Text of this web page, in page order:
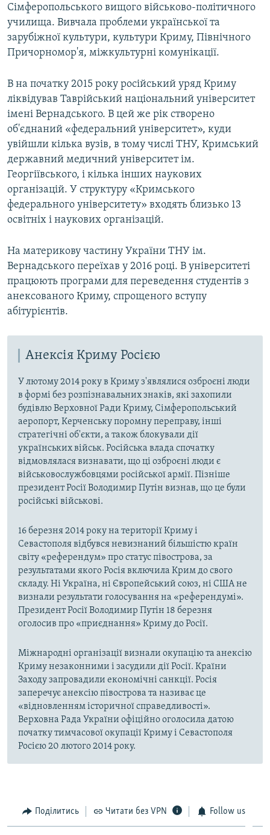
Сімферопольського вищого військово-політичного
училища. Вивчала проблеми української та
зарубіжної культури, культури Криму, Північного
Причорномор'я, міжкультурні комунікації.
В на початку 2015 року російський уряд Криму
ліквідував Таврійський національний університет
імені Вернадського. В цей же рік створено
об'єднаний «федеральний університет», куди
увійшли кілька вузів, в тому числі ТНУ, Кримський
державний медичний університет ім.
Георгіївського, і кілька інших наукових
організацій. У структуру «Кримського
федерального університету» входять близько 13
освітніх і наукових організацій.
На материкову частину України ТНУ ім.
Вернадського переїхав у 2016 році. В університеті
працюють програми для переведення студентів з
анексованого Криму, спрощеного вступу
абітурієнтів.
Анексія Криму Росією
У лютому 2014 року в Криму з'являлися озброєні люди
в формі без розпізнавальних знаків, які захопили
будівлю Верховної Ради Криму, Сімферопольський
аеропорт, Керченську поромну переправу, інші
стратегічні об'єкти, а також блокували дії
українських військ. Російська влада спочатку
відмовлялася визнавати, що ці озброєні люди є
військовослужбовцями російської армії. Пізніше
президент Росії Володимир Путін визнав, що це були
російські військові.
16 березня 2014 року на території Криму і
Севастополя відбувся невизнаний більшістю країн
світу «референдум» про статус півострова, за
результатами якого Росія включила Крим до свого
складу. Ні Україна, ні Європейський союз, ні США не
визнали результати голосування на «референдумі».
Президент Росії Володимир Путін 18 березня
оголосив про «приєднання» Криму до Росії.
Міжнародні організації визнали окупацію та анексію
Криму незаконними і засудили дії Росії. Країни
Заходу запровадили економічні санкції. Росія
заперечує анексію півострова та називає це
«відновленням історичної справедливості».
Верховна Рада України офіційно оголосила датою
початку тимчасової окупації Криму і Севастополя
Росією 20 лютого 2014 року.
Поділитись Читати без VPN Follow us